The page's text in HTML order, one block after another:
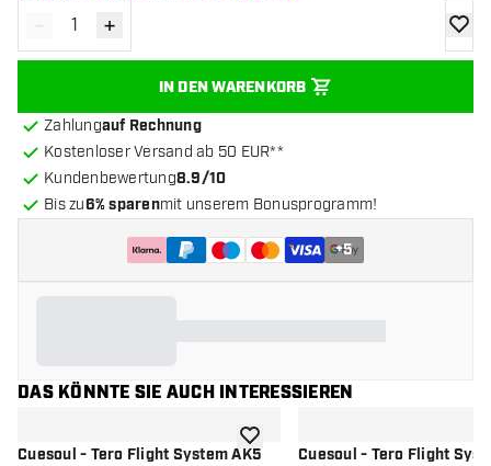
Menge verringern
- Menge erhöhen
+
IN DEN WARENKORB
Zur
Zahlungauf Rechnung
Kostenloser Versand ab 50 EUR**
Kundenbewertung8.9/10
Bis zu6% sparenmit unserem Bonusprogramm!
+5
DAS KÖNNTE SIE AUCH INTERESSIEREN
Cuesoul - Tero Flight System AK5Zur Wunschliste hinzufügen
Cuesoul - Tero Flight